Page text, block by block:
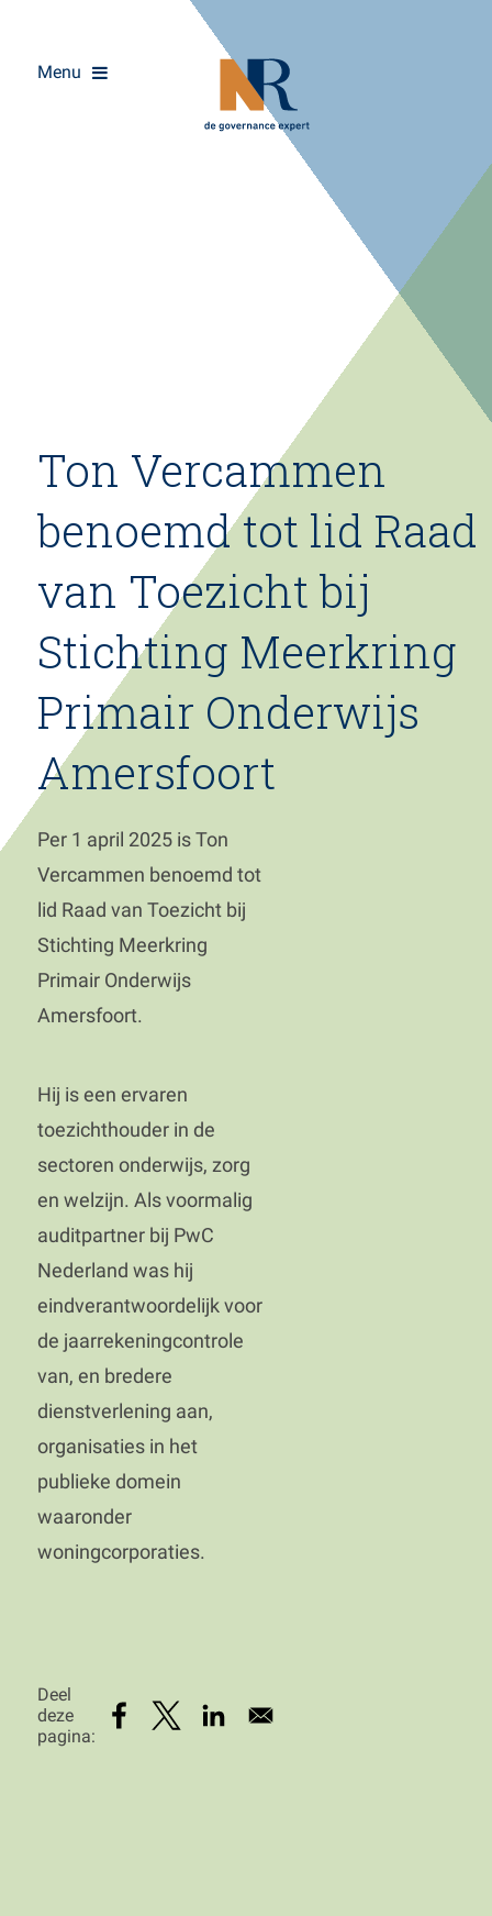
Overslaan
inhoud
Menu
Ton Vercammen
benoemd tot lid Raad
van Toezicht bij
Stichting Meerkring
Primair Onderwijs
Amersfoort
Per 1 april 2025 is Ton
Vercammen benoemd tot
lid Raad van Toezicht bij
Stichting Meerkring
Primair Onderwijs
Amersfoort.
Hij is een ervaren
toezichthouder in de
sectoren onderwijs, zorg
en welzijn. Als voormalig
auditpartner bij PwC
Nederland was hij
eindverantwoordelijk voor
de jaarrekeningcontrole
van, en bredere
dienstverlening aan,
organisaties in het
publieke domein
waaronder
woningcorporaties.